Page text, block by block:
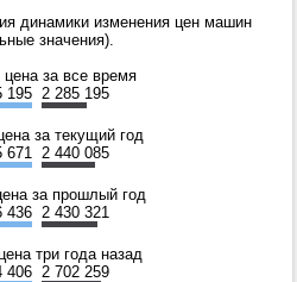
динамики изменения цен машин
значения).
за все время
195 2 285 195
за текущий год
671
2 440 085
за прошлый год
436 2 430 321
три года назад
406 2 702 259